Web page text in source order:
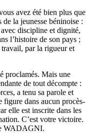
avez été bien plus que
la jeunesse béninoise :
discipline et dignité,
l’histoire de son pays ;
par la rigueur et
proclamés. Mais une
de tout décompte :
a tenu sa parole et
figure dans aucun procès-
elle est inscrite dans les
C’est votre victoire.
WADAGNI.